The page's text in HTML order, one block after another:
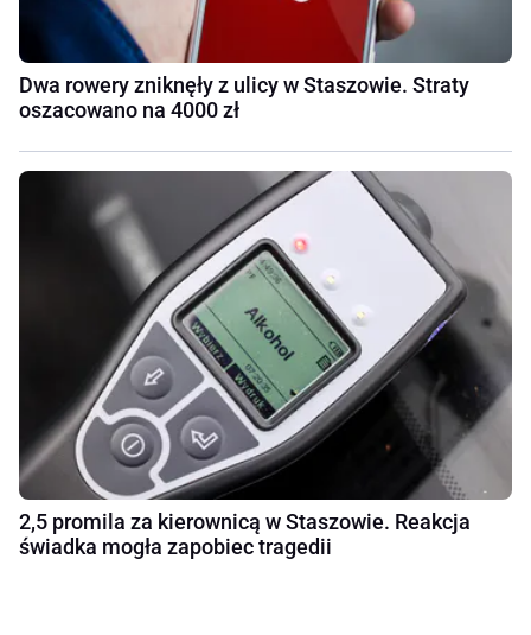
Dwa rowery zniknęły z ulicy w Staszowie. Straty
oszacowano na 4000 zł
2,5 promila za kierownicą w Staszowie. Reakcja
świadka mogła zapobiec tragedii